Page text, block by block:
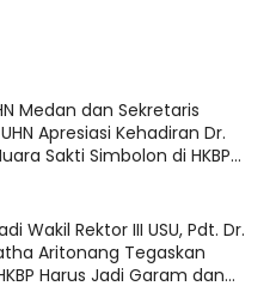
Medan dan Sekretaris
Apresiasi Kehadiran Dr.
Sakti Simbolon di HKBP
Wakil Rektor III USU, Pdt. Dr.
Aritonang Tegaskan
Harus Jadi Garam dan